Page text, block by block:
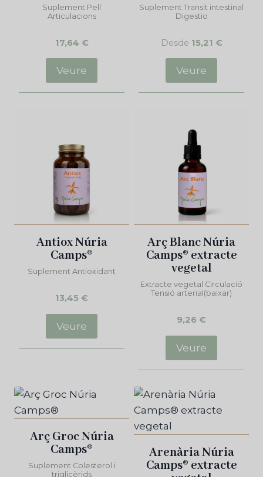
Suplement Pell
Articulacions
17,64 €
Veure
Suplement Transit intestinal
Digestio
Desde 15,21 €
Veure
Antiox Núria
Camps®
Suplement Antioxidant
13,45 €
Veure
Arç Blanc Núria
Camps® extracte
vegetal
Extracte vegetal Circulació
Tensió arterial(baixar)
9,26 €
Veure
Arç Groc Núria
Camps®
Suplement Colesterol i
triglicèrids
Arenària Núria
Camps® extracte